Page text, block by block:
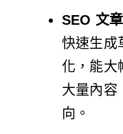
SEO 文
快速生成
化，能大
大量內容
向。